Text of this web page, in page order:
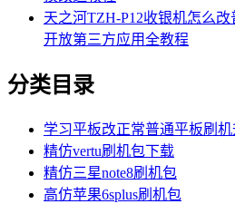
天之河TZH-P12收银机怎么
开放第三方应用全教程
分类目录
学习平板改正常普通平板刷
精仿vertu刷机包下载
精仿三星note8刷机包
高仿苹果6splus刷机包